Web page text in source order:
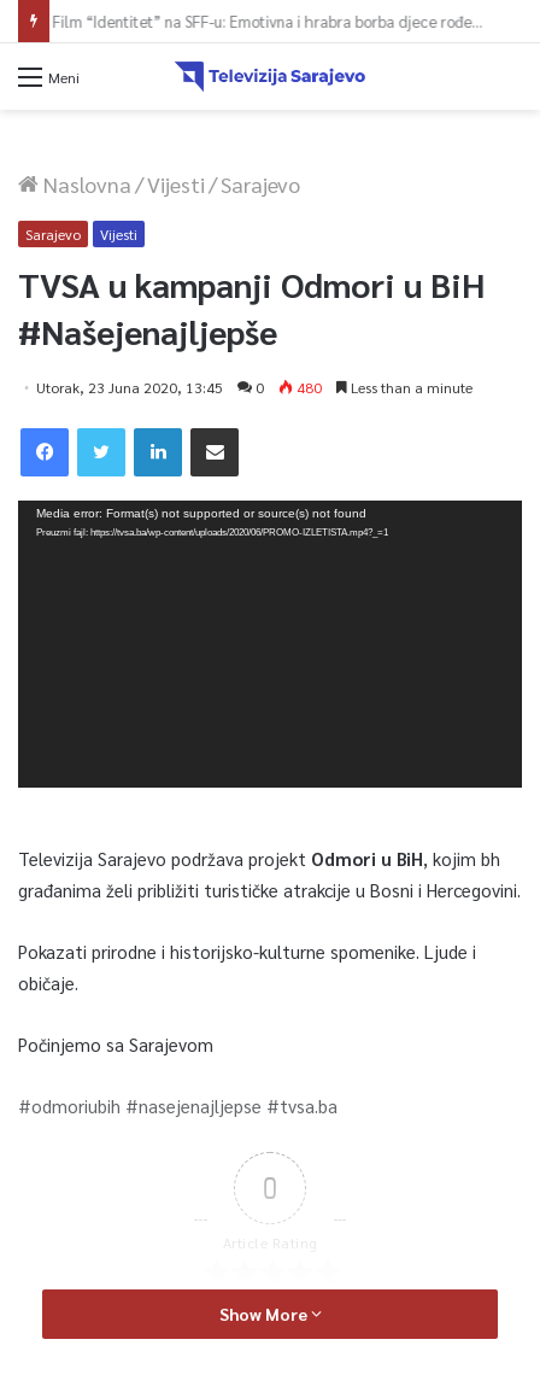
Film “Identitet” na SFF-u: Emotivna i hrabra borba djece rođene zbog rata za dostojanstvo i zakonsko priznanje
Meni
Naslovna/Vijesti/Sarajevo
Sarajevo Vijesti
TVSA u kampanji Odmori u BiH
#Našejenajljepše
Utorak, 23 Juna 2020, 13:45 0 480 Less than a minute
Video
Player
Media error: Format(s) not supported or source(s) not found
Preuzmi fajl: https://tvsa.ba/wp-content/uploads/2020/06/PROMO-IZLETISTA.mp4?_=1
Televizija Sarajevo podržava projekt Odmori u BiH , kojim bh
građanima želi približiti turističke atrakcije u Bosni i Hercegovini.
Pokazati prirodne i historijsko-kulturne spomenike. Ljude i
običaje.
Počinjemo sa Sarajevom
#odmoriubih #nasejenajljepse #tvsa.ba
0
Article Rating
Show More